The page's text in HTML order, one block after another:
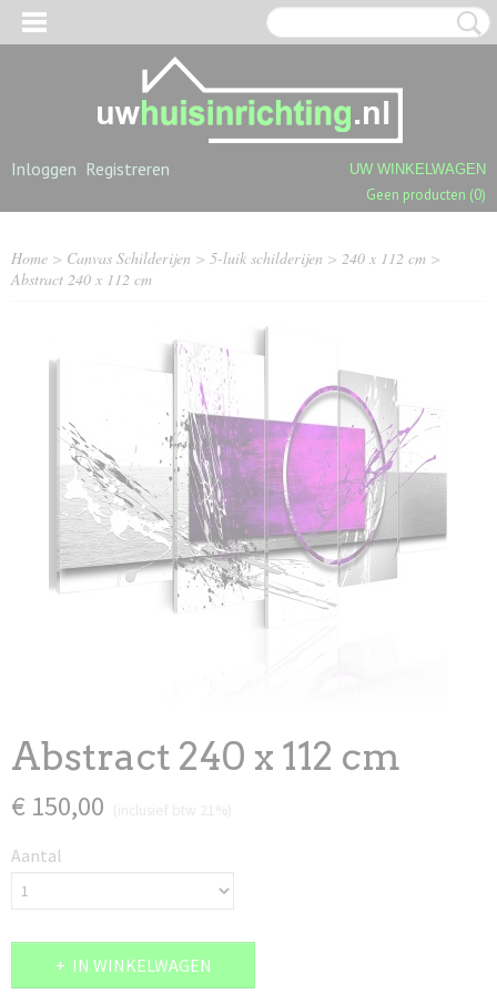
Inloggen Registreren UW WINKELWAGEN
Geen producten (0)
Home > Canvas Schilderijen > 5-luik schilderijen > 240 x 112 cm >
Abstract 240 x 112 cm
Abstract 240 x 112 cm
€ 150,00
Aantal
IN WINKELWAGEN
SHAGGY TAPIJTEN